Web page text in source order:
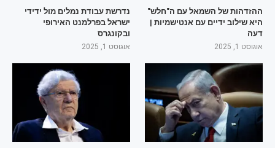
ההזדהות של השמאל עם ה"חלש"
היא שילוב ידיים עם אנטישמיות |
דעה
אוגוסט 1, 2025
נדרשת עבודת נמלים מול ידידי
ישראל בפרלמנט האירופי
ובקונגרס
אוגוסט 1, 2025